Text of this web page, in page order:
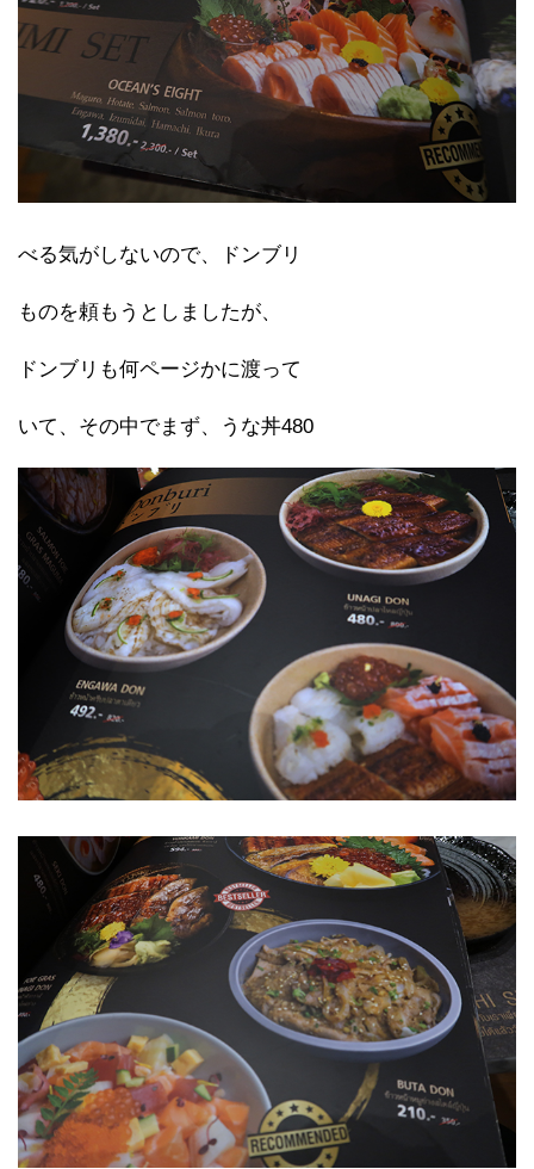
べる気がしないので、ドンブリ
ものを頼もうとしましたが、
ドンブリも何ページかに渡って
いて、その中でまず、うな丼480